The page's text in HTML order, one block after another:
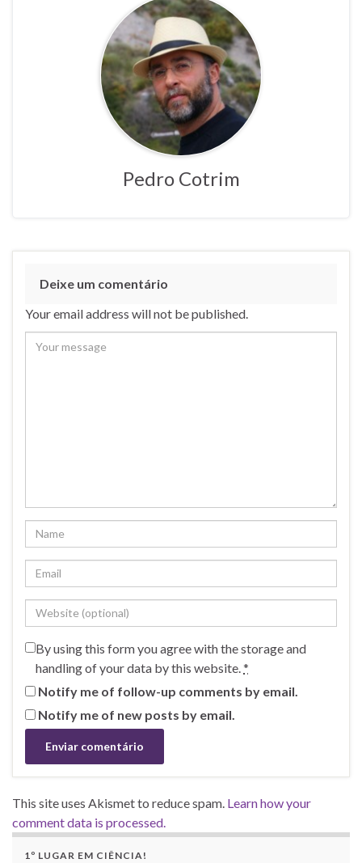
Pedro Cotrim
Deixe um comentário
Your email address will not be published.
By using this form you agree with the storage and
handling of your data by this website.*
Notify me of follow-up comments by email.
Notify me of new posts by email.
This site uses Akismet to reduce spam. Learn how your
comment data is processed.
1º LUGAR EM CIÊNCIA!